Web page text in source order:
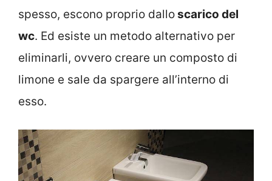
spesso, escono proprio dalloscarico del
wc. Ed esiste un metodo alternativo per
eliminarli, ovvero creare un composto di
limone e sale da spargere all’interno di
esso.